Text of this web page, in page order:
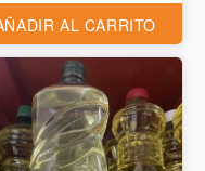
AL CARRITO